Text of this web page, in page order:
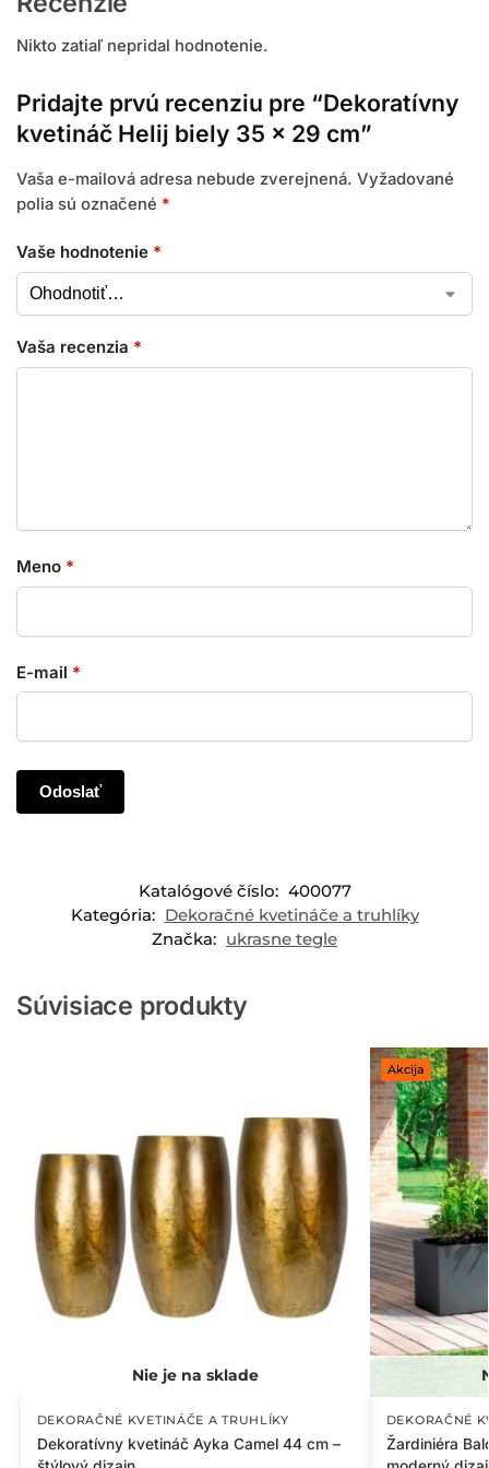
Nikto zatiaľ nepridal hodnotenie.
Pridajte prvú recenziu pre “Dekoratívny
kvetináč Helij biely 35 x 29 cm”
Vaša e-mailová adresa nebude zverejnená. Vyžadované
polia sú označené *
Vaše hodnotenie *
Vaša recenzia *
Meno *
E-mail *
Katalógové číslo: 400077
Kategória: Dekoračné kvetináče a truhlíky
Značka: ukrasne tegle
Súvisiace produkty
DEKORAČNÉ KVETINÁČE A TRUHLÍKY
Dekoratívny kvetináč Ayka Camel 44 cm –
Akcija
DEKORAČNÉ
Žardiniéra